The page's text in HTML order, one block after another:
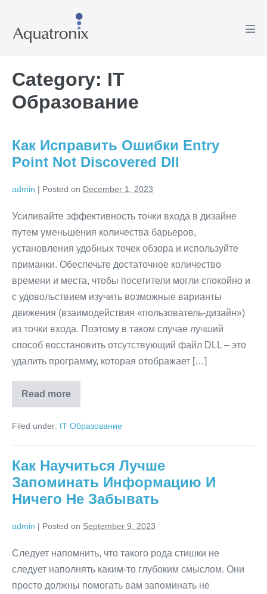
content
Category: IT
Образование
Как Исправить Ошибки Entry
Point Not Discovered Dll
admin | Posted on December 1, 2023
Усиливайте эффективность точки входа в дизайне
путем уменьшения количества барьеров,
установления удобных точек обзора и используйте
приманки. Обеспечьте достаточное количество
времени и места, чтобы посетители могли спокойно и
с удовольствием изучить возможные варианты
движения (взаимодействия «пользователь-дизайн»)
из точки входа. Поэтому в таком случае лучший
способ восстановить отсутствующий файл DLL – это
удалить программу, которая отображает […]
Read more
Как
Исправить
Entry
Not
Dll
Filed under: IT Образование
Как Научиться Лучше
Запоминать Информацию И
Ничего Не Забывать
admin | Posted on September 9, 2023
Следует напомнить, что такого рода стишки не
следует наполнять каким-то глубоким смыслом. Они
просто должны помогать вам запоминать не